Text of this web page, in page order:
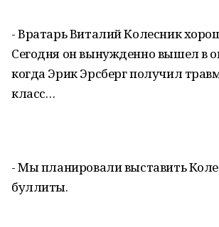
- Вратарь Виталий Колесник
Сегодня он вынужденно вышел в
когда Эрик Эрсберг получил
класс…
- Мы планировали выставить
буллиты.